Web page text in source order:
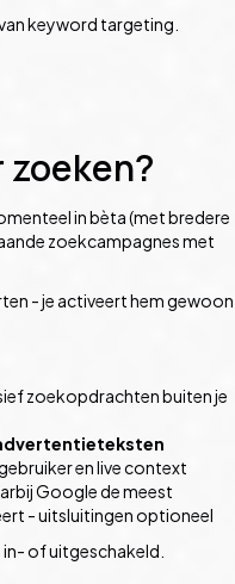
keyword targeting.
zoeken?
in bèta (met bredere
zoekcampagnes met
- je activeert hem gewoon
zoekopdrachten buiten je
en live context
Google de meest
- uitsluitingen optioneel
in- of uitgeschakeld.